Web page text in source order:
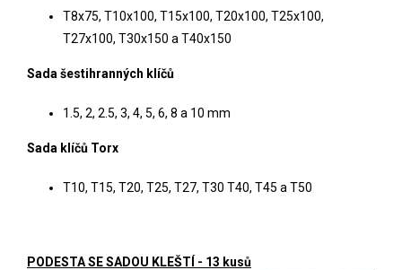
T8x75, T10x100, T15x100, T20x100, T25x100,
T27x100, T30x150 a T40x150
Sada šestihranných klíčů
1.5, 2, 2.5, 3, 4, 5, 6, 8 a 10 mm
Sada klíčů Torx
T10, T15, T20, T25, T27, T30 T40, T45 a T50
PODESTA SE SADOU KLEŠTÍ - 13 kusů